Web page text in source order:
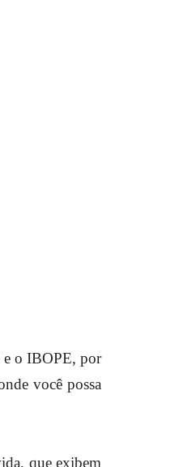
e o IBOPE, por
você possa
que exibem